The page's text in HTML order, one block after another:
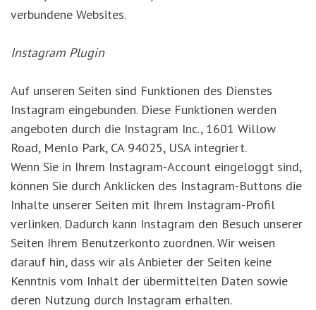
verbundene Websites.
Instagram Plugin
Auf unseren Seiten sind Funktionen des Dienstes
Instagram eingebunden. Diese Funktionen werden
angeboten durch die Instagram Inc., 1601 Willow
Road, Menlo Park, CA 94025, USA integriert.
Wenn Sie in Ihrem Instagram-Account eingeloggt sind,
können Sie durch Anklicken des Instagram-Buttons die
Inhalte unserer Seiten mit Ihrem Instagram-Profil
verlinken. Dadurch kann Instagram den Besuch unserer
Seiten Ihrem Benutzerkonto zuordnen. Wir weisen
darauf hin, dass wir als Anbieter der Seiten keine
Kenntnis vom Inhalt der übermittelten Daten sowie
deren Nutzung durch Instagram erhalten.